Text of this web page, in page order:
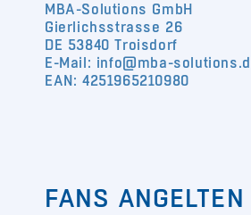
MBA-Solutions GmbH
Gierlichsstrasse 26
DE 53840 Troisdorf
E-Mail: info@mba-
EAN: 4251965210980
FANS